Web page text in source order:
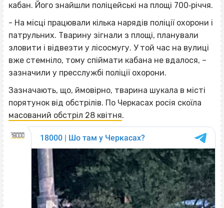
кабан. Його знайшли поліцейські на площі 700‐річчя.
- На місці працювали кілька нарядів поліції охорони і
патрульних. Тварину зігнали з площі, планували
зловити і відвезти у лісосмугу. У той час на вулиці
вже стемніло, тому спіймати кабана не вдалося, –
зазначили у пресслужбі поліції охорони.
Зазначають, що, ймовірно, тварина шукала в місті
порятунок від обстрілів. По Черкасах росія скоїла
масований обстріл 28 квітня.